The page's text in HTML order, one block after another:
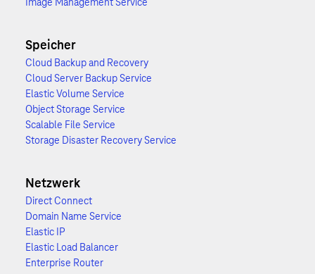
Speicher
Cloud Backup and Recovery
Cloud Server Backup Service
Elastic Volume Service
Object Storage Service
Scalable File Service
Storage Disaster Recovery Service
Netzwerk
Direct Connect
Domain Name Service
Elastic IP
Elastic Load Balancer
Enterprise Router